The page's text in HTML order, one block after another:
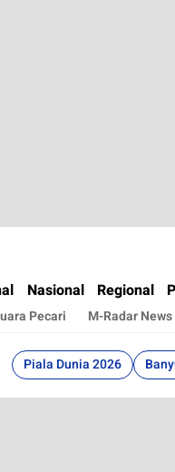
Dan Cepat
Nasional Regional
Pecari M-Radar News
Piala Dunia 2026